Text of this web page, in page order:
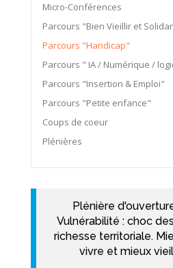
Micro-Conférences
Parcours "Bien Vieillir et
Parcours "Handicap"
Parcours " IA / Numérique /
Parcours "Insertion & Emploi"
Parcours "Petite enfance"
Coups de coeur
Plénières
Plénière
Vulnérabilité : choc
richesse territoriale.
vivre et mieux